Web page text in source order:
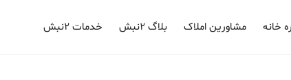
خانه مشاورین املاک بلاگ ۲نبش خدمات ۲نبش